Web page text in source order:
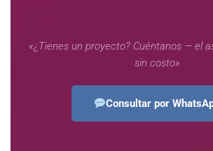
«¿Tienes un proyecto? Cuéntanos — el
sin costo»
Consultar por